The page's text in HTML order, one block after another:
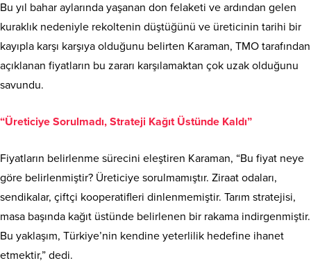
Bu yıl bahar aylarında yaşanan don felaketi ve ardından gelen
kuraklık nedeniyle rekoltenin düştüğünü ve üreticinin tarihi bir
kayıpla karşı karşıya olduğunu belirten Karaman, TMO tarafından
açıklanan fiyatların bu zararı karşılamaktan çok uzak olduğunu
savundu.
“Üreticiye Sorulmadı, Strateji Kağıt Üstünde Kaldı”
Fiyatların belirlenme sürecini eleştiren Karaman, “Bu fiyat neye
göre belirlenmiştir? Üreticiye sorulmamıştır. Ziraat odaları,
sendikalar, çiftçi kooperatifleri dinlenmemiştir. Tarım stratejisi,
masa başında kağıt üstünde belirlenen bir rakama indirgenmiştir.
Bu yaklaşım, Türkiye’nin kendine yeterlilik hedefine ihanet
etmektir,” dedi.